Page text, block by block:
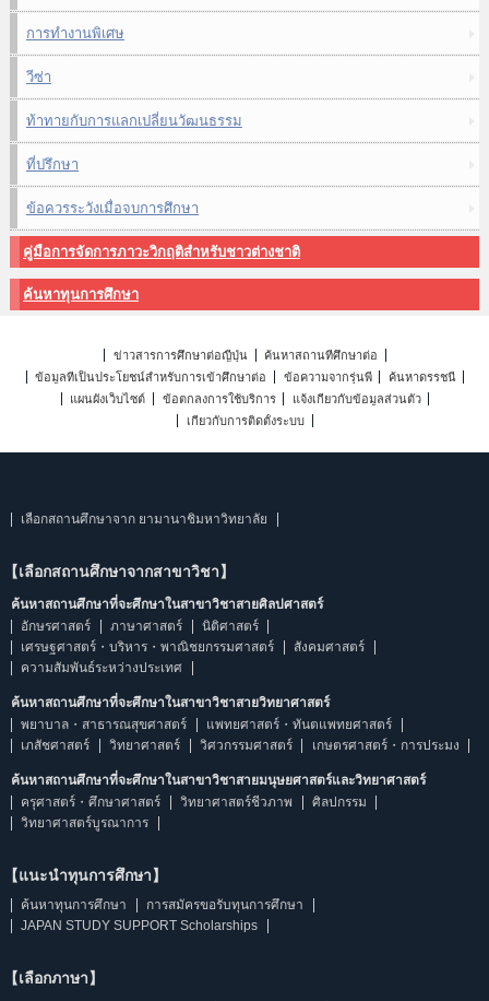
การทำงานพิเศษ
วีซ่า
ท้าทายกับการแลกเปลี่ยนวัฒนธรรม
ที่ปรึกษา
ข้อควรระวังเมื่อจบการศึกษา
คู่มือการจัดการภาวะวิกฤติสำหรับชาวต่างชาติ
ค้นหาทุนการศึกษา
ข่าวสารการศึกษาต่อญี่ปุ่น
ค้นหาสถานที่ศึกษาต่อ
ข้อมูลที่เป็นประโยชน์สำหรับการเข้าศึกษาต่อ
ข้อความจากรุ่นพี่
ค้นหาดรรชนี
แผนผังเว็บไซต์
ข้อตกลงการใช้บริการ
แจ้งเกี่ยวกับข้อมูลส่วนตัว
เกี่ยวกับการติดตั้งระบบ
เลือกสถานศึกษาจาก ยามานาชิมหาวิทยาลัย
【เลือกสถานศึกษาจากสาขาวิชา】
ค้นหาสถานศึกษาที่จะศึกษาในสาขาวิชาสายศิลปศาสตร์
อักษรศาสตร์
ภาษาศาสตร์
นิติศาสตร์
เศรษฐศาสตร์・บริหาร・พาณิชยกรรมศาสตร์
สังคมศาสตร์
ความสัมพันธ์ระหว่างประเทศ
ค้นหาสถานศึกษาที่จะศึกษาในสาขาวิชาสายวิทยาศาสตร์
พยาบาล・สาธารณสุขศาสตร์
แพทยศาสตร์・ทันตแพทยศาสตร์
เภสัชศาสตร์
วิทยาศาสตร์ วิศวกรรมศาสตร์ เกษตรศาสตร์・การประมง
ค้นหาสถานศึกษาที่จะศึกษาในสาขาวิชาสายมนุษยศาสตร์และวิทยาศาสตร์
ครุศาสตร์・ศึกษาศาสตร์
วิทยาศาสตร์ชีวภาพ
ศิลปกรรม
วิทยาศาสตร์บูรณาการ
【แนะนำทุนการศึกษา】
ค้นหาทุนการศึกษา
การสมัครขอรับทุนการศึกษา
JAPAN STUDY SUPPORT Scholarships
【เลือกภาษา】